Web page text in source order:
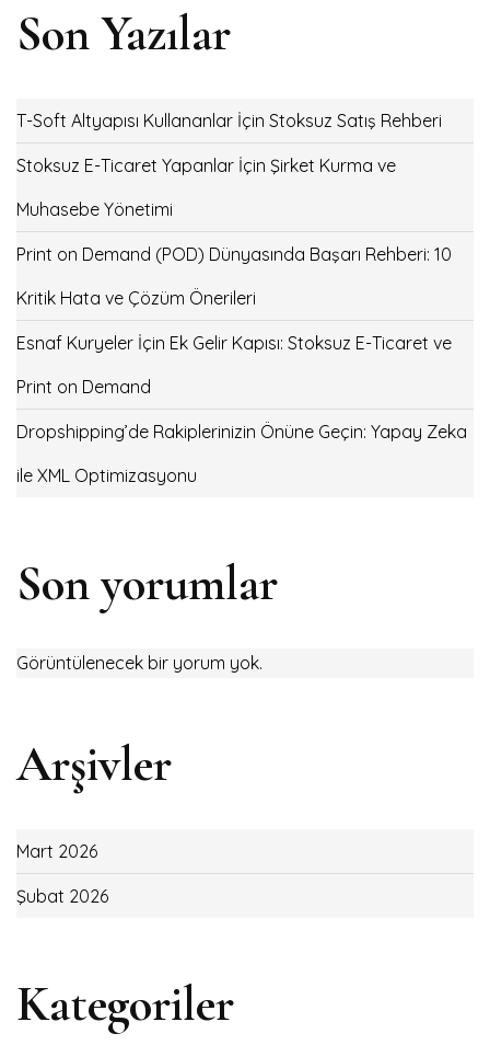
Son Yazılar
T-Soft Altyapısı Kullananlar İçin Stoksuz Satış Rehberi
Stoksuz E-Ticaret Yapanlar İçin Şirket Kurma ve
Muhasebe Yönetimi
Print on Demand (POD) Dünyasında Başarı Rehberi: 10
Kritik Hata ve Çözüm Önerileri
Esnaf Kuryeler İçin Ek Gelir Kapısı: Stoksuz E-Ticaret ve
Print on Demand
Dropshipping’de Rakiplerinizin Önüne Geçin: Yapay Zeka
ile XML Optimizasyonu
Son yorumlar
Görüntülenecek bir yorum yok.
Arşivler
Mart 2026
Şubat 2026
Kategoriler